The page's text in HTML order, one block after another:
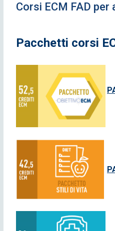
Corsi ECM FAD
Pacchetti corsi
P